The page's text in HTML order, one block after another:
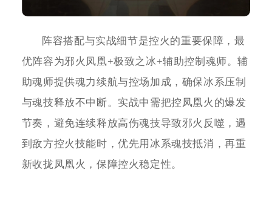
阵容搭配与实战细节是控火的重要保障，最
优阵容为邪火凤凰+极致之冰+辅助控制魂师。辅
助魂师提供魂力续航与控场加成，确保冰系压制
与魂技释放不中断。实战中需把控凤凰火的爆发
节奏，避免连续释放高伤魂技导致邪火反噬，遇
到敌方控火技能时，优先用冰系魂技抵消，再重
新收拢凤凰火，保障控火稳定性。